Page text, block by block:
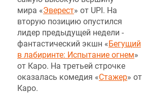
мира «Эверест» от UPI. На
вторую позицию опустился
лидер предыдущей недели -
фантастический экшн «Бегущий
в лабиринте: Испытание огнем»
от Каро. На третьей строчке
оказалась комедия «Стажер» от
Каро.